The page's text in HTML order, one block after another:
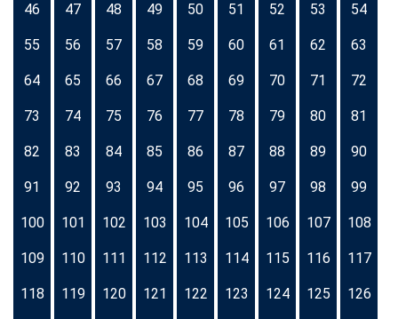
46 47 48 49 50 51 52 53 54
55 56 57 58 59 60 61 62 63
64 65 66 67 68 69 70 71 72
73 74 75 76 77 78 79 80 81
82 83 84 85 86 87 88 89 90
91 92 93 94 95 96 97 98 99
100 101 102 103 104 105 106 107 108
109 110 111 112 113 114 115 116 117
118 119 120 121 122 123 124 125 126